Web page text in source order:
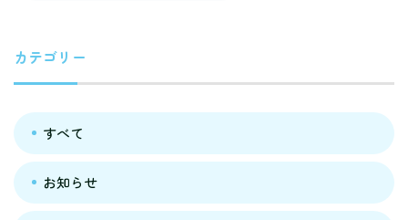
カテゴリー
すべて
お知らせ